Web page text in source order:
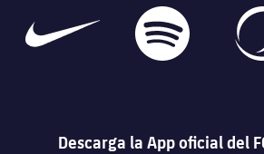
Descarga la App oficial del